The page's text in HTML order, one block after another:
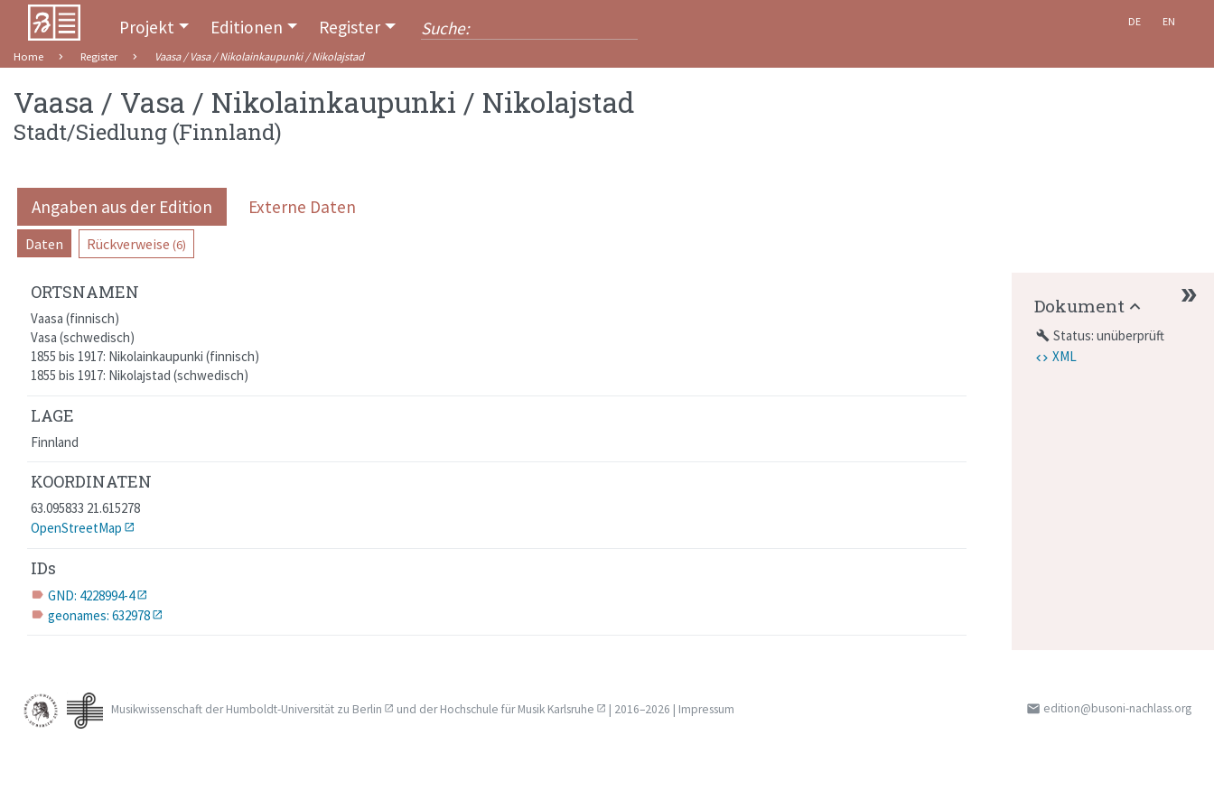
Projekt Editionen Register DE EN
Home Register Vaasa / Vasa / Nikolainkaupunki / Nikolajstad
Vaasa / Vasa / Nikolainkaupunki / Nikolajstad
Stadt/Siedlung (Finnland)
Angaben aus der Edition Externe Daten
Daten Rückverweise (6)
ORTSNAMEN
Vaasa (finnisch)
Vasa (schwedisch)
1855 bis 1917: Nikolainkaupunki (finnisch)
1855 bis 1917: Nikolajstad (schwedisch)
LAGE
Finnland
KOORDINATEN
63.095833 21.615278
OpenStreetMap
IDs
label GND: 4228994-4
label geonames: 632978
Dokument
build Status: unüberprüft
XML
Musikwissenschaft derHumboldt-Universität zu Berlin und derHochschule für Musik Karlsruhe | 2016–2026 | Impressum email edition@busoni-nachlass.org